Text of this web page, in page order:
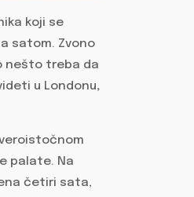
koji se
satom. Zvono
nešto treba da
u Londonu,
palate. Na
četiri sata,